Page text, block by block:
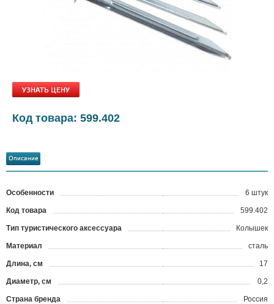
УЗНАТЬ ЦЕНУ
Код товара: 599.402
Описание
Особенности 6 штук
Код товара 599.402
Тип туристического аксессуара Колышек
Материал сталь
Длина, см 17
Диаметр, см 0,2
Страна бренда Россия